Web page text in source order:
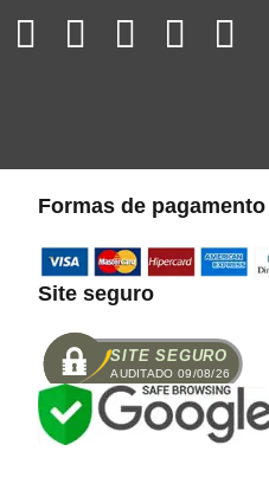
Formas de pagamento
Site seguro
SITE SEGURO
AUDITADO 09/08/26